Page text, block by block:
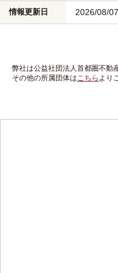
情報更新日 2026/08/07
弊社は公益社団法人首都圏不動
その他の所属団体はこちら より